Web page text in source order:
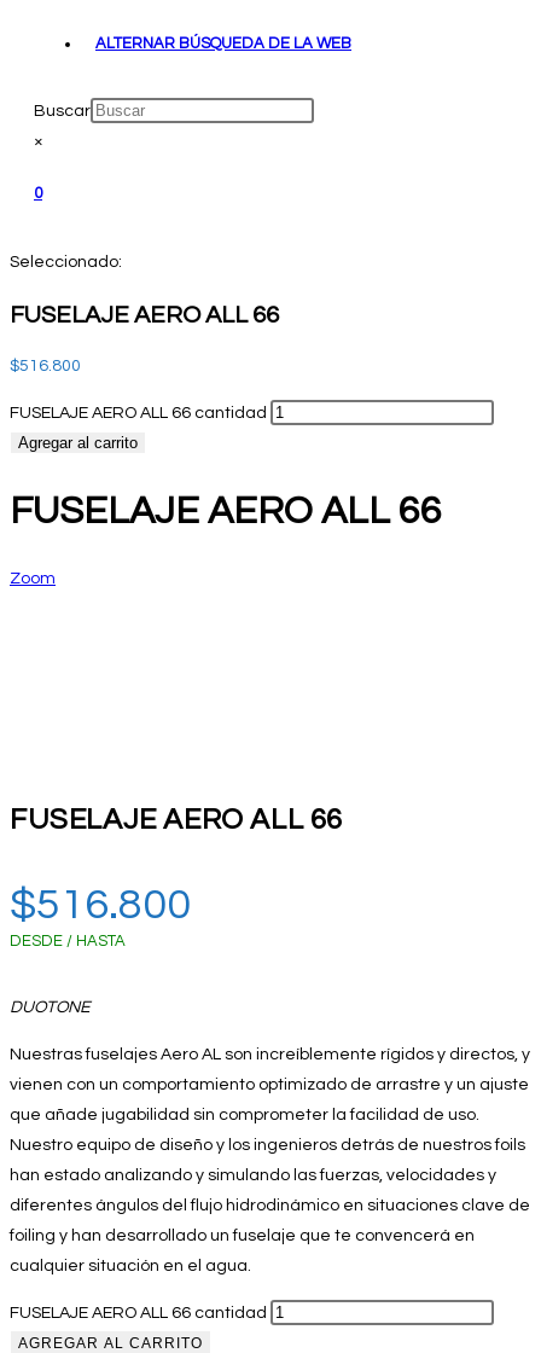
ALTERNAR BÚSQUEDA DE LA WEB
Buscar
×
0
Seleccionado:
FUSELAJE AERO ALL 66
$516.800
FUSELAJE AERO ALL 66 cantidad
Agregar al carrito
FUSELAJE AERO ALL 66
Zoom
FUSELAJE AERO ALL 66
$516.800
DESDE / HASTA
DUOTONE
Nuestras fuselajes Aero AL son increíblemente rígidos y directos, y
vienen con un comportamiento optimizado de arrastre y un ajuste
que añade jugabilidad sin comprometer la facilidad de uso.
Nuestro equipo de diseño y los ingenieros detrás de nuestros foils
han estado analizando y simulando las fuerzas, velocidades y
diferentes ángulos del flujo hidrodinámico en situaciones clave de
foiling y han desarrollado un fuselaje que te convencerá en
cualquier situación en el agua.
FUSELAJE AERO ALL 66 cantidad
AGREGAR AL CARRITO